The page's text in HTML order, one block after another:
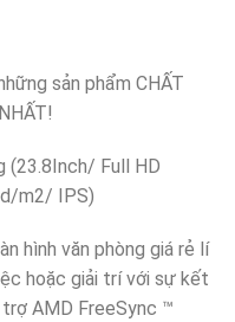
sản phẩm CHẤT
(23.8Inch/ Full HD
m2/ IPS)
hình văn phòng giá rẻ lí
hoặc giải trí với sự kết
AMD FreeSync ™